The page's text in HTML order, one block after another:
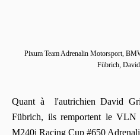
Pixum Team Adrenalin Motorsport,
Fübrich,
Quant à l'autrichien David
Fübrich, ils remportent le
M240i Racing Cup #650